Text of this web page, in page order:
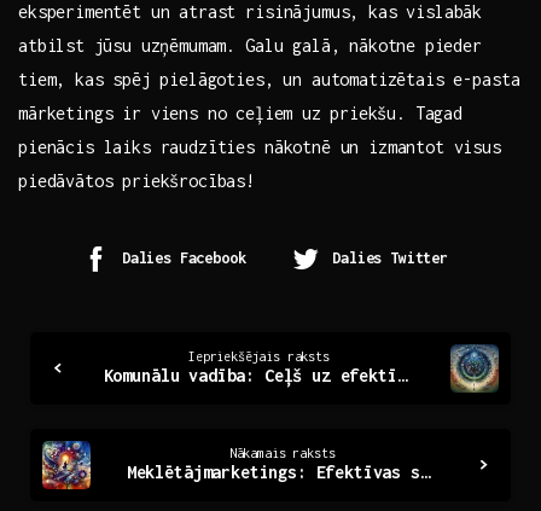
eksperimentēt un atrast risinājumus, kas vislabāk
atbilst⁢ jūsu uzņēmumam. Galu galā, nākotne ⁤pieder
tiem, ⁤kas spēj pielāgoties, un automatizētais e-pasta
mārketings ir viens‌ no ⁢ceļiem⁢ uz ⁣priekšu. Tagad
pienācis laiks ‌raudzīties​ nākotnē un izmantot visus
piedāvātos priekšrocības!
Dalies Facebook Dalies Twitter
Reading
Iepriekšējais raksts
Komunālu vadība: Ceļš uz efektīvāku pilsētvidi
Nākamais raksts
Meklētājmarketings: Efektīvas stratēģijas uzņēmējdarbībā